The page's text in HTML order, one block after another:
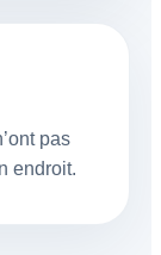
pas
endroit.